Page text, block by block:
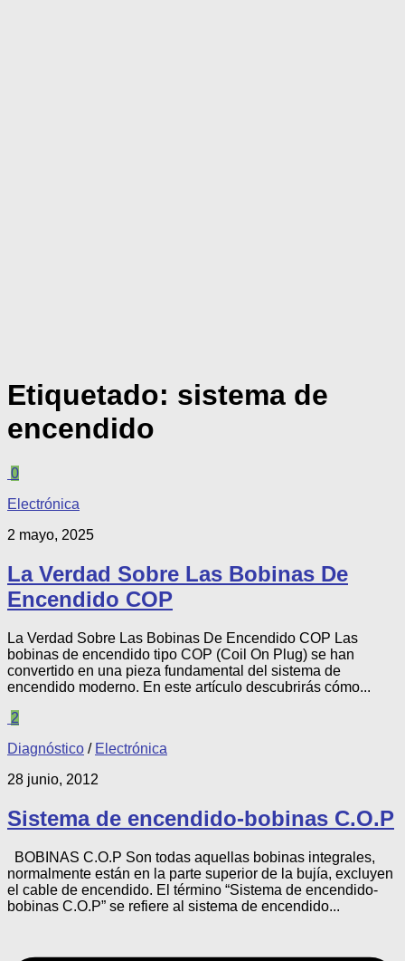
Etiquetado: sistema de
encendido
0
Electrónica
2 mayo, 2025
La Verdad Sobre Las Bobinas De
Encendido COP
La Verdad Sobre Las Bobinas De Encendido COP Las
bobinas de encendido tipo COP (Coil On Plug) se han
convertido en una pieza fundamental del sistema de
encendido moderno. En este artículo descubrirás cómo...
2
Diagnóstico / Electrónica
28 junio, 2012
Sistema de encendido-bobinas C.O.P
BOBINAS C.O.P Son todas aquellas bobinas integrales,
normalmente están en la parte superior de la bujía, excluyen
el cable de encendido. El término “Sistema de encendido-
bobinas C.O.P” se refiere al sistema de encendido...